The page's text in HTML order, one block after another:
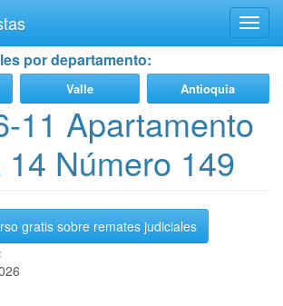
por departamento:
Valle Antioquia
11 Apartamento
Número 149
gratis sobre remates judiciales